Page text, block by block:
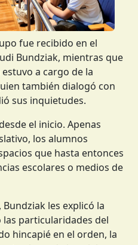
fue recibido en el
Bundziak, mientras que
a cargo de la
también dialogó con
sus inquietudes.
el inicio. Apenas
los alumnos
que hasta entonces
escolares o medios de
Bundziak les explicó la
particularidades del
hincapié en el orden, la